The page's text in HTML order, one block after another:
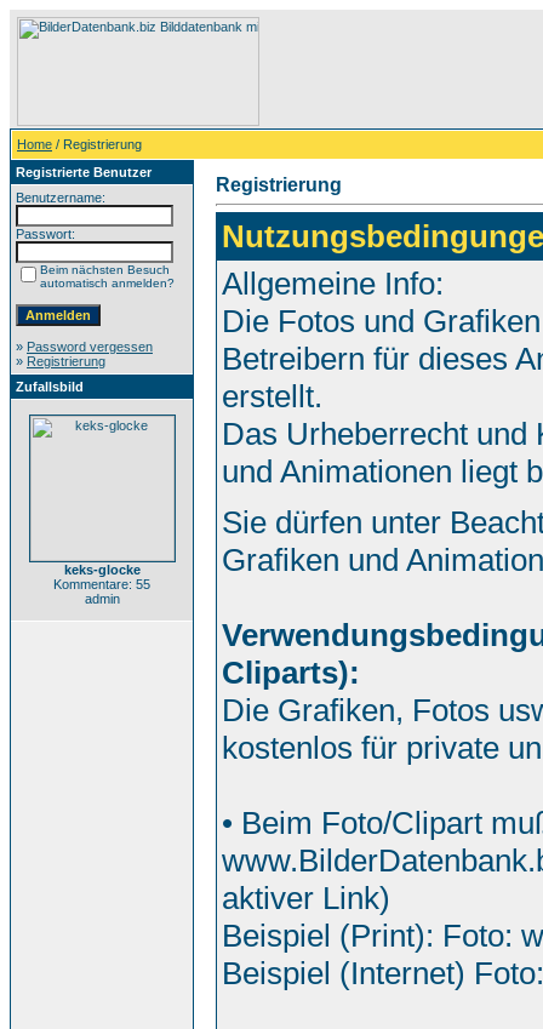
Home / Registrierung
Registrierte Benutzer
Benutzername:
Passwort:
Beim nächsten Besuch
automatisch anmelden?
» Password vergessen
» Registrierung
Zufallsbild
keks-glocke
Kommentare: 55
admin
Registrierung
Allgemeine Info:
Die Fotos und
Betreibern für dieses
erstellt.
Das Urheberrecht und
und Animationen liegt
Sie dürfen unter
Grafiken und
Cliparts):
Die Grafiken, Fotos
kostenlos für private
• Beim Foto/Clipart
aktiver Link)
Beispiel (Print): Foto:
Beispiel (Internet)